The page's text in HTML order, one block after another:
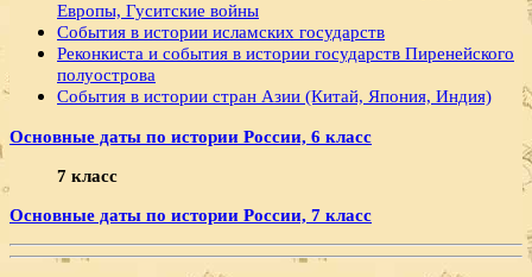
Европы, Гуситские войны
События в истории исламских государств
Реконкиста и события в истории государств Пиренейского
полуострова
События в истории стран Азии (Китай, Япония, Индия)
Основные даты по истории России, 6 класс
7 класс
Основные даты по истории России, 7 класс